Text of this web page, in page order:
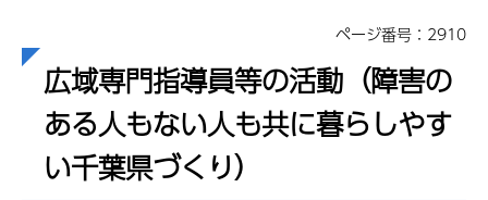
ページ番号：2910
広域専門指導員等の活動（障害の
ある人もない人も共に暮らしやす
い千葉県づくり）